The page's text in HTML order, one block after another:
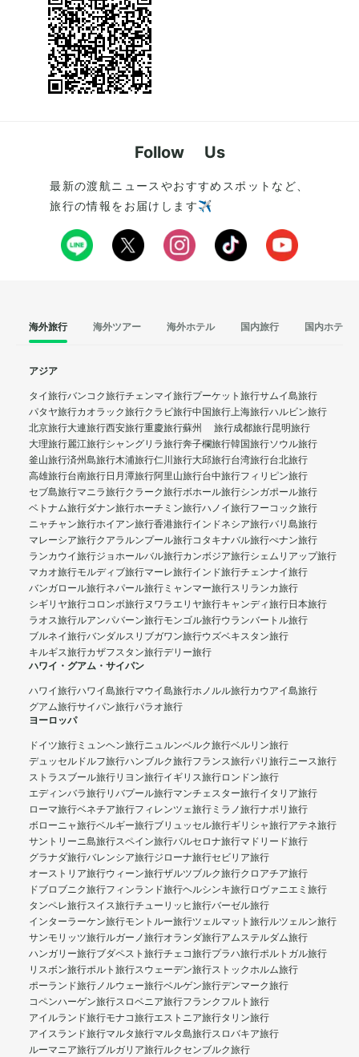
Follow Us
最新の渡航ニュースやおすすめスポットなど、
旅行の情報をお届けします✈️
海外旅行 海外ツアー 海外ホテル 国内旅行 国内ホテル
アジア
タイ旅行バンコク旅行チェンマイ旅行プーケット旅行サムイ島旅行
パタヤ旅行カオラック旅行クラビ旅行中国旅行上海旅行ハルビン旅行
北京旅行大連旅行西安旅行重慶旅行蘇州 旅行成都旅行昆明旅行
大理旅行麗江旅行シャングリラ旅行奔子欄旅行韓国旅行ソウル旅行
釜山旅行済州島旅行木浦旅行仁川旅行大邱旅行台湾旅行台北旅行
高雄旅行台南旅行日月潭旅行阿里山旅行台中旅行フィリピン旅行
セブ島旅行マニラ旅行クラーク旅行ボホール旅行シンガポール旅行
ベトナム旅行ダナン旅行ホーチミン旅行ハノイ旅行フーコック旅行
ニャチャン旅行ホイアン旅行香港旅行インドネシア旅行バリ島旅行
マレーシア旅行クアラルンプール旅行コタキナバル旅行ぺナン旅行
ランカウイ旅行ジョホールバル旅行カンボジア旅行シェムリアップ旅行
マカオ旅行モルディブ旅行マーレ旅行インド旅行チェンナイ旅行
バンガロール旅行ネパール旅行 ミャンマー旅行スリランカ旅行
シギリヤ旅行コロンボ旅行ヌワラエリヤ旅行キャンディ旅行日本旅行
ラオス旅行ルアンパバーン旅行モンゴル旅行ウランバートル旅行
ブルネイ旅行バンダルスリブガワン旅行ウズベキスタン旅行
キルギス旅行カザフスタン旅行デリー旅行
ハワイ・グアム・サイパン
ハワイ旅行ハワイ島旅行マウイ島旅行ホノルル旅行カウアイ島旅行
グアム旅行サイパン旅行パラオ旅行
ヨーロッパ
ドイツ旅行 ミュンヘン旅行ニュルンベルク旅行ベルリン旅行
デュッセルドルフ旅行ハンブルク旅行フランス旅行パリ旅行ニース旅行
ストラスブール旅行リヨン旅行イギリス旅行ロンドン旅行
エディンバラ旅行リバプール旅行マンチェスター旅行イタリア旅行
ローマ旅行ベネチア旅行フィレンツェ旅行 ミラノ旅行ナポリ旅行
ボローニャ旅行ベルギー旅行ブリュッセル旅行ギリシャ旅行アテネ旅行
サントリーニ島旅行スペイン旅行バルセロナ旅行マドリード旅行
グラナダ旅行バレンシア旅行ジローナ旅行セビリア旅行
オーストリア旅行ウィーン旅行ザルツブルク旅行クロアチア旅行
ドブロブニク旅行フィンランド旅行ヘルシンキ旅行ロヴァニエミ旅行
タンペレ旅行スイス旅行チューリッヒ旅行バーゼル旅行
インターラーケン旅行モントルー旅行ツェルマット旅行ルツェルン旅行
サンモリッツ旅行ルガーノ旅行オランダ旅行アムステルダム旅行
ハンガリー旅行ブダペスト旅行チェコ旅行プラハ旅行ポルトガル旅行
リスボン旅行ポルト旅行スウェーデン旅行ストックホルム旅行
ポーランド旅行ノルウェー旅行ベルゲン旅行デンマーク旅行
コペンハーゲン旅行スロベニア旅行フランクフルト旅行
アイルランド旅行モナコ旅行エストニア旅行タリン旅行
アイスランド旅行マルタ旅行マルタ島旅行スロバキア旅行
ルーマニア旅行ブルガリア旅行ルクセンブルク旅行